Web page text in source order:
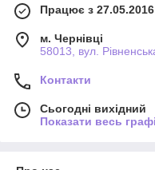
Працює з 27.05.2016
м. Чернівці
58013, вул.
Контакти
Сьогодні вихідний
Показати весь